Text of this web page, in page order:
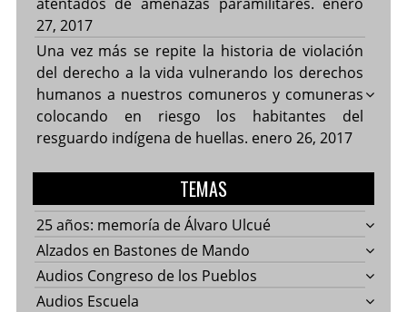
27, 2017
Una vez más se repite la historia de violación
del derecho a la vida vulnerando los derechos
humanos a nuestros comuneros y comuneras
colocando en riesgo los habitantes del
resguardo indígena de huellas. enero 26, 2017
TEMAS
25 años: memoría de Álvaro Ulcué
Alzados en Bastones de Mando
Audios Congreso de los Pueblos
Audios Escuela